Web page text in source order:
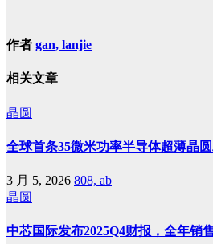
作者 gan, lanjie
相关文章
晶圆
全球首条35微米功率半导体超薄晶
3 月 5, 2026 808, ab
晶圆
中芯国际发布2025Q4财报，全年销